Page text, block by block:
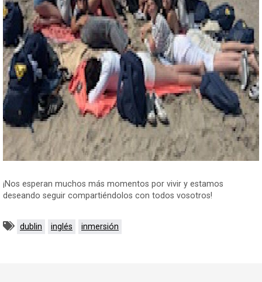
¡Nos esperan muchos más momentos por vivir y estamos
deseando seguir compartiéndolos con todos vosotros!
dublin inglés inmersión